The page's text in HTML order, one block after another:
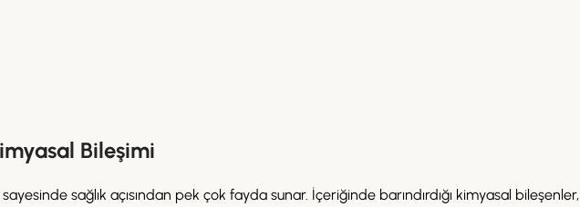
Bileşimi
sağlık açısından pek çok fayda sunar. İçeriğinde barındırdığı kimyasal bileşenler,